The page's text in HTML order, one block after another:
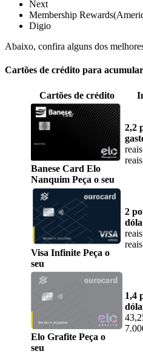
Next
Membership
Digio
Abaixo, confira alguns dos
Cartões de crédito para
Cartões de crédito
Banese Card Elo
Nanquim Peça o seu
2,2
reais
Visa Infinite Peça o
seu
2
reais
Elo Grafite Peça o
seu
1,4